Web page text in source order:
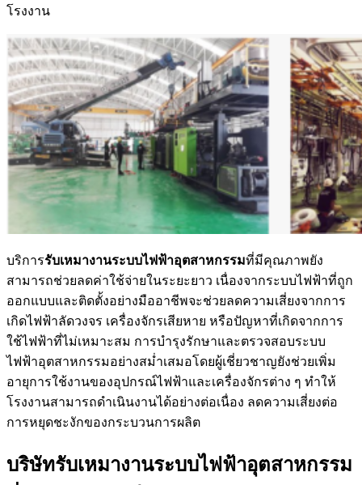
โรงงาน
บริการรับเหมางานระบบไฟฟ้าอุตสาหกรรมที่มีคุณภาพยัง
สามารถช่วยลดค่าใช้จ่ายในระยะยาว เนื่องจากระบบไฟฟ้าที่ถูก
ออกแบบและติดตั้งอย่างมืออาชีพจะช่วยลดความเสี่ยงจากการ
เกิดไฟฟ้าลัดวงจร เครื่องจักรเสียหาย หรือปัญหาที่เกิดจากการ
ใช้ไฟฟ้าที่ไม่เหมาะสม การบำรุงรักษาและตรวจสอบระบบ
ไฟฟ้าอุตสาหกรรมอย่างสม่ำเสมอโดยผู้เชี่ยวชาญยังช่วยเพิ่ม
อายุการใช้งานของอุปกรณ์ไฟฟ้าและเครื่องจักรต่าง ๆ ทำให้
โรงงานสามารถดำเนินงานได้อย่างต่อเนื่อง ลดความเสี่ยงต่อ
การหยุดชะงักของกระบวนการผลิต
บริษัทรับเหมางานระบบไฟฟ้าอุตสาหกรรม